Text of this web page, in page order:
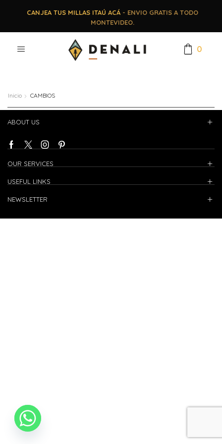
CANJEA TUS MILLAS ITAÚ ACÁ- ENVIO GRATIS A TODO
MONTEVIDEO.
0
Inicio CAMBIOS
ABOUT US
OUR SERVICES
USEFUL LINKS
NEWSLETTER